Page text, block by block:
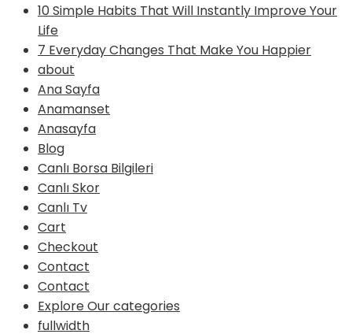
10 Simple Habits That Will Instantly Improve Your
Life
7 Everyday Changes That Make You Happier
about
Ana Sayfa
Anamanset
Anasayfa
Blog
Canlı Borsa Bilgileri
Canlı Skor
Canlı Tv
Cart
Checkout
Contact
Contact
Explore Our categories
fullwidth